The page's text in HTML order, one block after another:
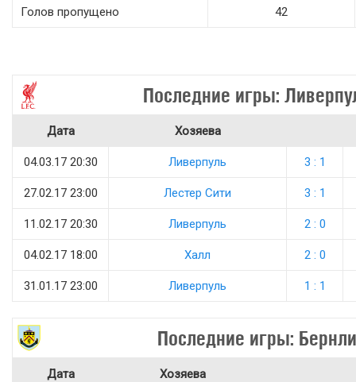
Голов пропущено 42
Последние игры:
Дата Хозяева
04.03.17 20:30 Ливерпуль 3 : 1
27.02.17 23:00 Лестер Сити 3 : 1
11.02.17 20:30 Ливерпуль 2 : 0
04.02.17 18:00 Халл 2 : 0
31.01.17 23:00 Ливерпуль 1 : 1
Последние игры: Бернли
Дата Хозяева